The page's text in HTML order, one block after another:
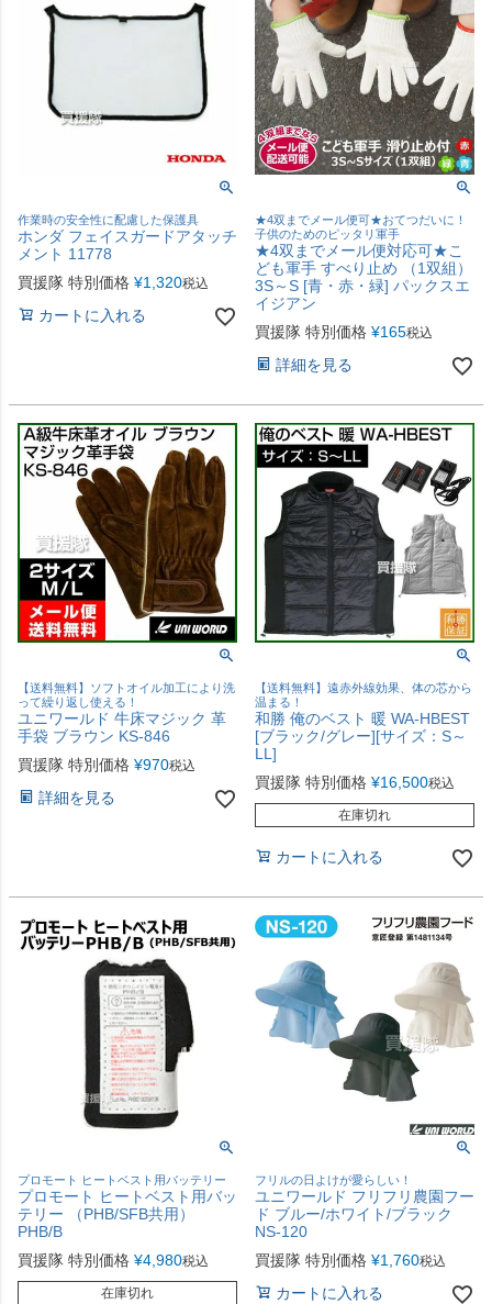
作業時の安全性に配慮した保護具
ホンダ フェイスガードアタッチ
メント 11778
買援隊 特別価格 ¥1,320税込
カートに入れる
★4双までメール便可★おてつだいに！
子供のためのピッタリ軍手
★4双までメール便対応可★こ
ども軍手 すべり止め （1双組）
3S～S [青・赤・緑] パックスエ
イジアン
買援隊 特別価格 ¥165税込
詳細を見る
【送料無料】ソフトオイル加工により洗
って繰り返し使える！
ユニワールド 牛床マジック 革
手袋 ブラウン KS-846
買援隊 特別価格 ¥970税込
詳細を見る
【送料無料】遠赤外線効果、体の芯から
温まる！
和勝 俺のベスト 暖 WA-HBEST
[ブラック/グレー][サイズ：S～
LL]
買援隊 特別価格 ¥16,500税込
在庫切れ
カートに入れる
プロモート ヒートベスト用バッテリー
プロモート ヒートベスト用バッ
テリー （PHB/SFB共用）
PHB/B
買援隊 特別価格 ¥4,980税込
在庫切れ
フリルの日よけが愛らしい！
ユニワールド フリフリ農園フー
ド ブルー/ホワイト/ブラック
NS-120
買援隊 特別価格 ¥1,760税込
カートに入れる